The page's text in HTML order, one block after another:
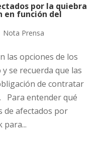
por la quiebra
en función del
Nota Prensa
las opciones de los
se recuerda que las
de contratar
Para entender qué
de afectados por
para...